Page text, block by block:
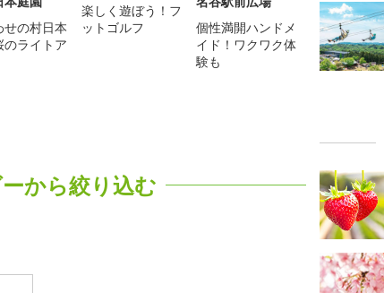
せの村日本
のライトア
楽しく遊ぼう！フ
ットゴルフ
個性満開ハンドメ
イド！ワクワク体
験も
から絞り込む